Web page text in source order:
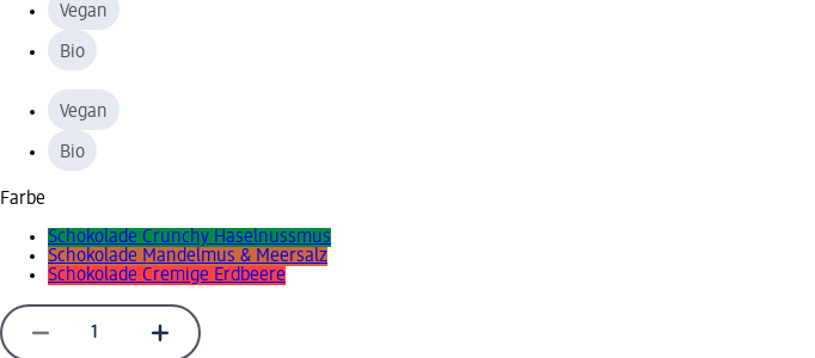
Vegan
Bio
Vegan
Bio
Farbe
Schokolade Crunchy Haselnussmus
Schokolade Mandelmus & Meersalz
Schokolade Cremige Erdbeere